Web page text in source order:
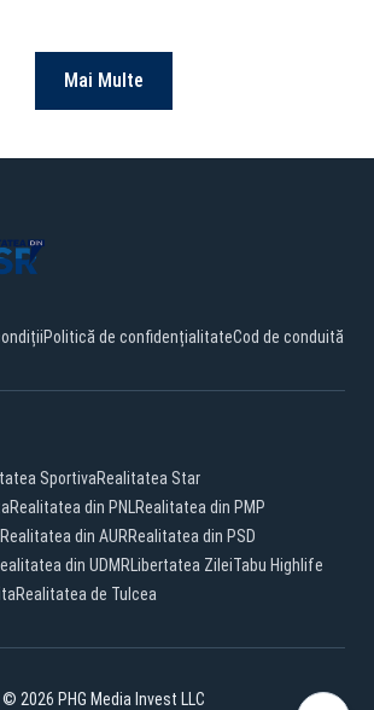
Mai Multe
Politică de confidențialitateCod de conduită
SportivaRealitatea Star
Realitatea din PNLRealitatea din PMP
Realitatea din AURRealitatea din PSD
din UDMRLibertatea ZileiTabu Highlife
Realitatea de Tulcea
© 2026 PHG Media Invest LLC